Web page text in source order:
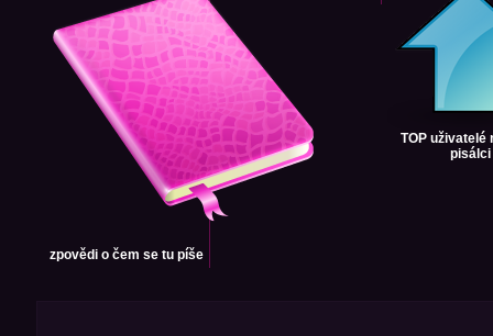
zpovědi o čem se tu píše
TOP uživatelé
pisálci